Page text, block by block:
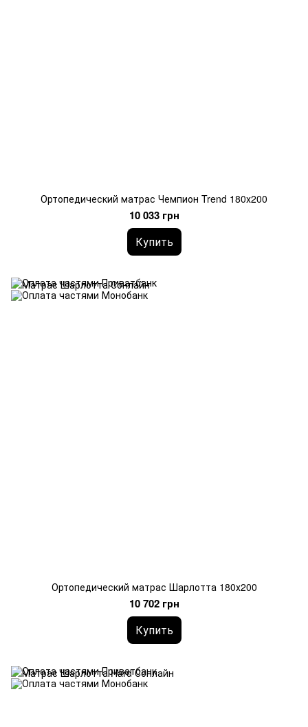
Ортопедический матрас Чемпион Trend 180х200
10 033 грн
Купить
Ортопедический матрас Шарлотта 180х200
10 702 грн
Купить